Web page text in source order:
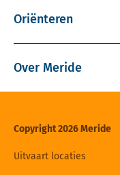
Oriënteren
Over Meride
Copyright 2026 Meride
Uitvaart locaties